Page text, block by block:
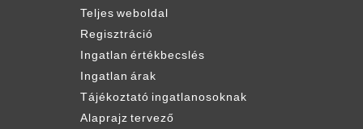
Teljes weboldal
Regisztráció
Ingatlan értékbecslés
Ingatlan árak
Tájékoztató ingatlanosoknak
Alaprajz tervező